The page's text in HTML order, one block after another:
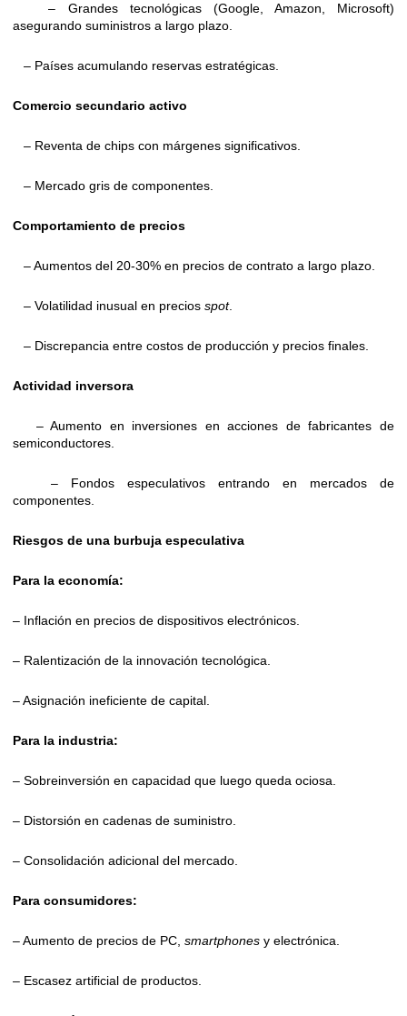
– Grandes tecnológicas (Google, Amazon, Microsoft)
asegurando suministros a largo plazo.
– Países acumulando reservas estratégicas.
Comercio secundario activo
– Reventa de chips con márgenes significativos.
– Mercado gris de componentes.
Comportamiento de precios
– Aumentos del 20-30% en precios de contrato a largo plazo.
– Volatilidad inusual en precios spot.
– Discrepancia entre costos de producción y precios finales.
Actividad inversora
– Aumento en inversiones en acciones de fabricantes de
semiconductores.
– Fondos especulativos entrando en mercados de
componentes.
Riesgos de una burbuja especulativa
Para la economía:
– Inflación en precios de dispositivos electrónicos.
– Ralentización de la innovación tecnológica.
– Asignación ineficiente de capital.
Para la industria:
– Sobreinversión en capacidad que luego queda ociosa.
– Distorsión en cadenas de suministro.
– Consolidación adicional del mercado.
Para consumidores:
– Aumento de precios de PC, smartphones y electrónica.
– Escasez artificial de productos.